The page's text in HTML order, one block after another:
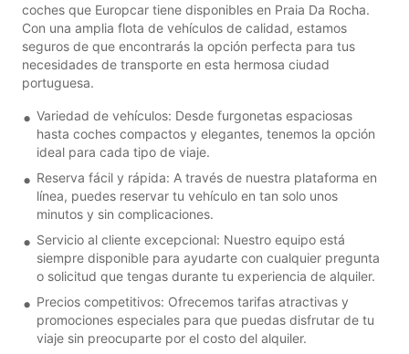
coches que Europcar tiene disponibles en Praia Da Rocha.
Con una amplia flota de vehículos de calidad, estamos
seguros de que encontrarás la opción perfecta para tus
necesidades de transporte en esta hermosa ciudad
portuguesa.
Variedad de vehículos: Desde furgonetas espaciosas
hasta coches compactos y elegantes, tenemos la opción
ideal para cada tipo de viaje.
Reserva fácil y rápida: A través de nuestra plataforma en
línea, puedes reservar tu vehículo en tan solo unos
minutos y sin complicaciones.
Servicio al cliente excepcional: Nuestro equipo está
siempre disponible para ayudarte con cualquier pregunta
o solicitud que tengas durante tu experiencia de alquiler.
Precios competitivos: Ofrecemos tarifas atractivas y
promociones especiales para que puedas disfrutar de tu
viaje sin preocuparte por el costo del alquiler.